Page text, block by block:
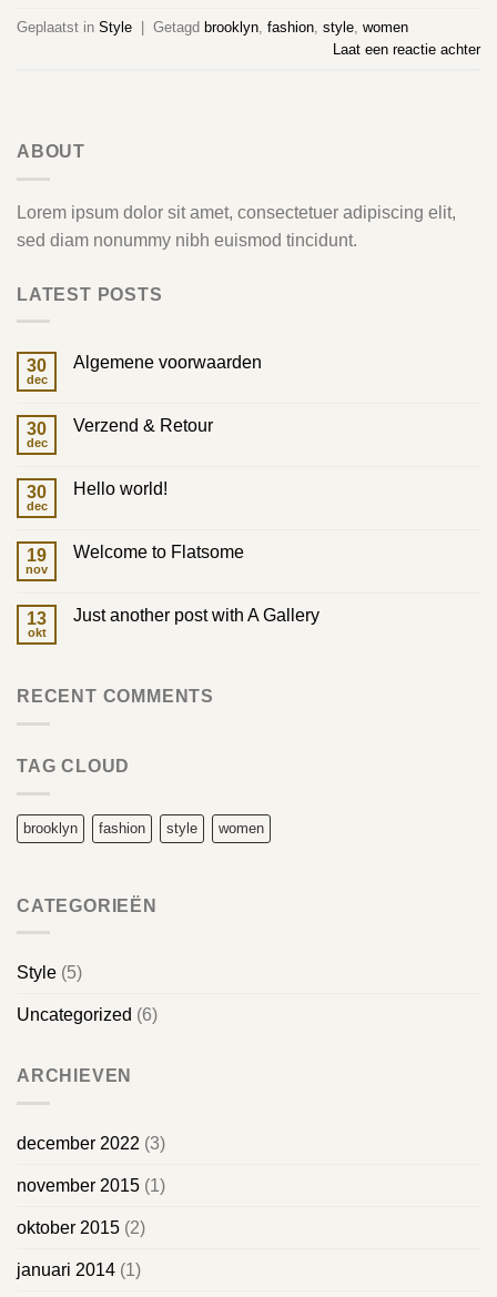
Geplaatst in Style | Getagd brooklyn fashion style women
Laat een reactie achter
ABOUT
Lorem ipsum dolor sit amet, consectetuer adipiscing elit,
sed diam nonummy nibh euismod tincidunt.
LATEST POSTS
30
dec
Algemene voorwaarden
Algemene
30
dec
Verzend & Retour
Verzend
30
dec
Hello world!
Hello
19
nov
Welcome to Flatsome
Welcome
13
okt
Just another post with A Gallery
another
RECENT COMMENTS
TAG CLOUD
brooklyn fashion style women
CATEGORIEËN
Style (5)
Uncategorized (6)
ARCHIEVEN
december 2022 (3)
november 2015 (1)
oktober 2015 (2)
januari 2014 (1)